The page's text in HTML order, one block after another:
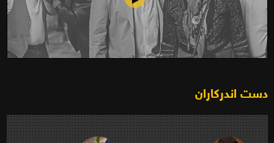
دست اندرکاران